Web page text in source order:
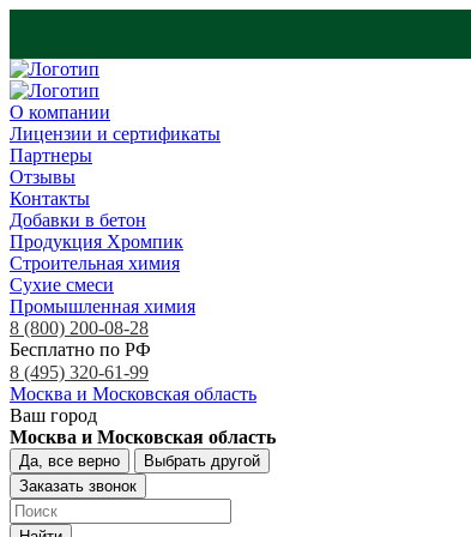
О компании
Лицензии и сертификаты
Партнеры
Отзывы
Контакты
Добавки в бетон
Продукция Хромпик
Строительная химия
Сухие смеси
Промышленная химия
8 (800) 200-08-28
Бесплатно по РФ
8 (495) 320-61-99
Москва и Московская область
Ваш город
Москва и Московская область
Да, все верно
Выбрать другой
Заказать звонок